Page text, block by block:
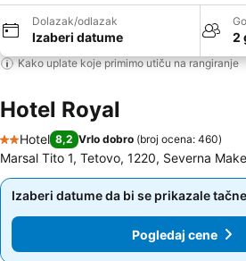
Dolazak/odlazak
Izaberi datume 2
Kako uplate koje primimo utiču na rangiranje
Hotel Royal
2 Zvezdice
Hotel 8,2 Vrlo dobro (broj ocena: 460)
Marsal Tito 1, Tetovo, 1220, Severna
Izaberi datume da bi se prikazale
Pogledaj cene
Izaberi datume da bi se prikazale
Pogledaj cene